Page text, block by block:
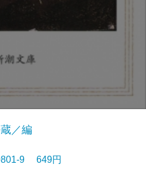
／編
9 649円